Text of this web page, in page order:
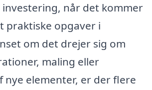
når det kommer
praktiske opgaver i
om det drejer sig om
maling eller
nye elementer, er der flere